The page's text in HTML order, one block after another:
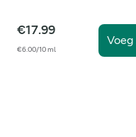
€17.99
€6.00/10 ml